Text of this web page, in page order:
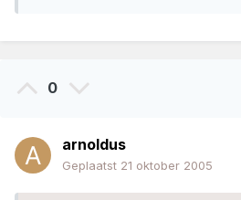
0
arnoldus
Geplaatst 21 oktober 2005